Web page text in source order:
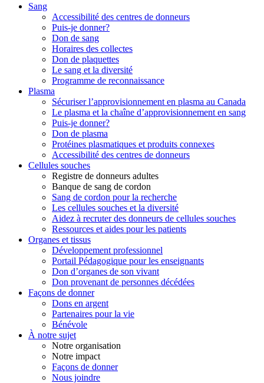
Sang
Accessibilité des centres de donneurs
Puis-je donner?
Don de sang
Horaires des collectes
Don de plaquettes
Le sang et la diversité
Programme de reconnaissance
Plasma
Sécuriser l’approvisionnement en plasma au Canada
Le plasma et la chaîne d’approvisionnement en sang
Puis-je donner?
Don de plasma
Protéines plasmatiques et produits connexes
Accessibilité des centres de donneurs
Cellules souches
Registre de donneurs adultes
Banque de sang de cordon
Sang de cordon pour la recherche
Les cellules souches et la diversité
Aidez à recruter des donneurs de cellules souches
Ressources et aides pour les patients
Organes et tissus
Développement professionnel
Portail Pédagogique pour les enseignants
Don d’organes de son vivant
Don provenant de personnes décédées
Façons de donner
Dons en argent
Partenaires pour la vie
Bénévole
À notre sujet
Notre organisation
Notre impact
Façons de donner
Nous joindre